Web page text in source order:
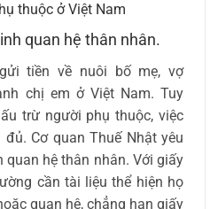
thuộc ở Việt Nam
quan hệ thân nhân.
tiền về nuôi bố mẹ, vợ
chị em ở Việt Nam. Tuy
trừ người phụ thuộc, việc
Cơ quan Thuế Nhật yêu
hệ thân nhân. Với giấy
cần tài liệu thể hiện họ
quan hệ, chẳng hạn giấy